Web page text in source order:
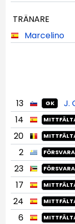
TRÄNARE
Marcelino
13 GK
J.
14
20
2
23
17
24
6